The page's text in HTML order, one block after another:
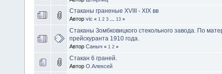
Стаканы граненые XVIII - XIX вв
Автор vic « 1 2 3 13 »
Стаканы Зомбковицкого стекольного завода. По
прейскуранта 1910 года.
Автор Саныч « 1 2 »
Стакан 6 граней.
Автор О.Алексей